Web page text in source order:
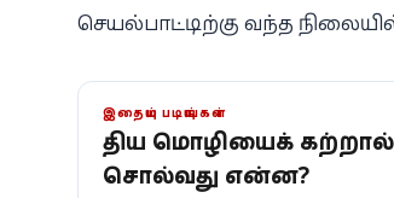
செயல்பாட்டிற்கு வந்த
இதையும் படியுங்கள்
புதிய மொழியைக்
சொல்வது என்ன?